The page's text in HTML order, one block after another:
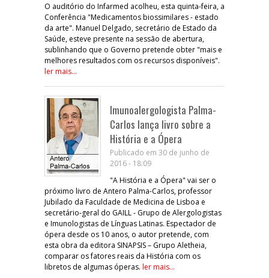
O auditório do Infarmed acolheu, esta quinta-feira, a
Conferência "Medicamentos biossimilares - estado
da arte". Manuel Delgado, secretário de Estado da
Saúde, esteve presente na sessão de abertura,
sublinhando que o Governo pretende obter "mais e
melhores resultados com os recursos disponíveis".
ler mais...
Imunoalergologista Palma-
Carlos lança livro sobre a
História e a Ópera
Publicado em 30 de junho de
2016 - 18:09
"A História e a Ópera" vai ser o
próximo livro de Antero Palma-Carlos, professor
Jubilado da Faculdade de Medicina de Lisboa e
secretário-geral do GAILL - Grupo de Alergologistas
e Imunologistas de Línguas Latinas. Espectador de
ópera desde os 10 anos, o autor pretende, com
esta obra da editora SINAPSIS – Grupo Aletheia,
comparar os fatores reais da História com os
libretos de algumas óperas. ler mais...